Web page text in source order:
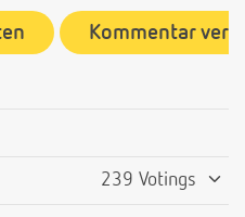
Kommentar
239 Votings